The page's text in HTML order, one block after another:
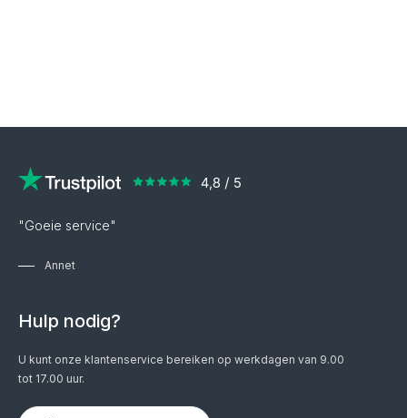
"Goeie service"
Annet
Hulp nodig?
U kunt onze klantenservice bereiken op werkdagen van 9.00
tot 17.00 uur.